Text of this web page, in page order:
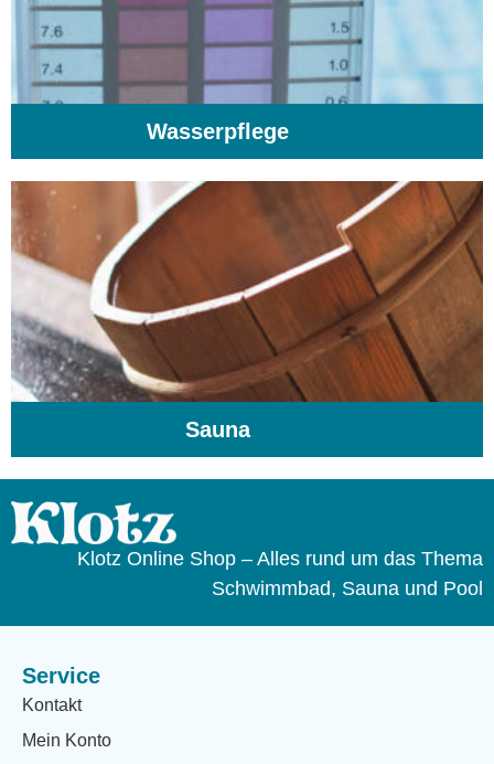
Wasserpflege
Sauna
Klotz Online Shop – Alles rund um das Thema
Schwimmbad, Sauna und Pool
Service
Kontakt
Mein Konto